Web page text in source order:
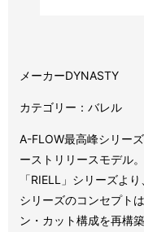
メーカーDYNASTY
カテゴリー：バレル
A-FLOW最高峰シリー
ーストリリースモデル。
「RIELL」シリーズよ
シリーズのコンセプト
ン・カット構成を再構